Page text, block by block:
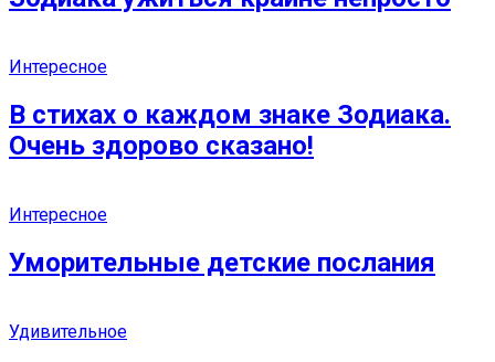
Интересное
В стихах о каждом знаке Зодиака.
Очень здорово сказано!
Интересное
Уморительные детские послания
Удивительное